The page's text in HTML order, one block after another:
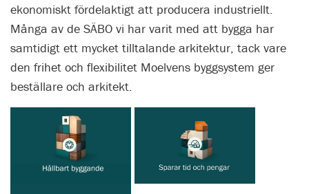
ekonomiskt fördelaktigt att producera industriellt.
Många av de SÄBO vi har varit med att bygga har
samtidigt ett mycket tilltalande arkitektur, tack vare
den frihet och flexibilitet Moelvens byggsystem ger
beställare och arkitekt.